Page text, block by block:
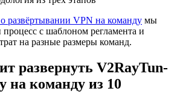
развёртывании VPN на команду мы
процесс с шаблоном регламента и
на разные размеры команд.
развернуть V2RayTun-
на команду из 10